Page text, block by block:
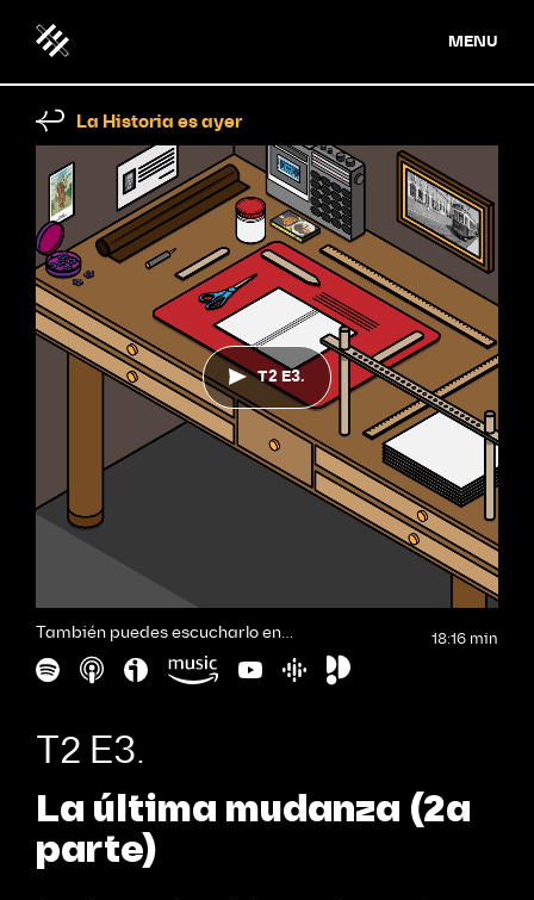
MENU
La Historia es ayer
T2 E3.
También puedes escucharlo en… 18:16 min
T2 E3.
La última mudanza (2a
parte)